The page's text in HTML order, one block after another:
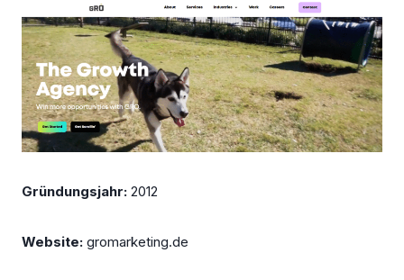
Gründungsjahr: 2012
Website: gromarketing.de